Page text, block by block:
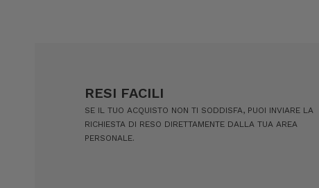
RESI FACILI
SE IL TUO ACQUISTO NON TI SODDISFA, PUOI INVIARE LA
RICHIESTA DI RESO DIRETTAMENTE DALLA TUA AREA
PERSONALE.